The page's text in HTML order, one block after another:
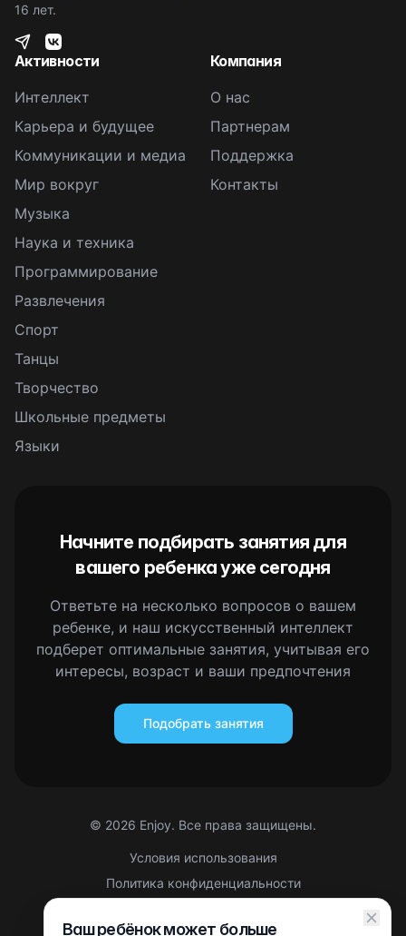
16 лет.
Активности
Интеллект
Карьера и будущее
Коммуникации и медиа
Мир вокруг
Музыка
Наука и техника
Программирование
Развлечения
Спорт
Танцы
Творчество
Школьные предметы
Языки
Компания
О нас
Партнерам
Поддержка
Контакты
Начните подбирать занятия для
вашего ребенка уже сегодня
Ответьте на несколько вопросов о вашем
ребенке, и наш искусственный интеллект
подберет оптимальные занятия, учитывая его
интересы, возраст и ваши предпочтения
Подобрать занятия
© 2026 Enjoy. Все права защищены.
Условия использования
Политика конфиденциальности
Ваш ребёнок может больше